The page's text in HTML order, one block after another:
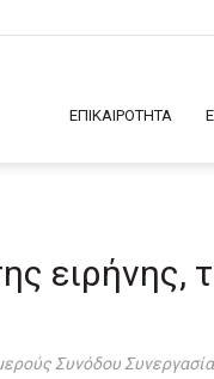
ΕΠΙΚΑΙΡΟΤΗΤΑ
ειρήνης,
Συνόδου